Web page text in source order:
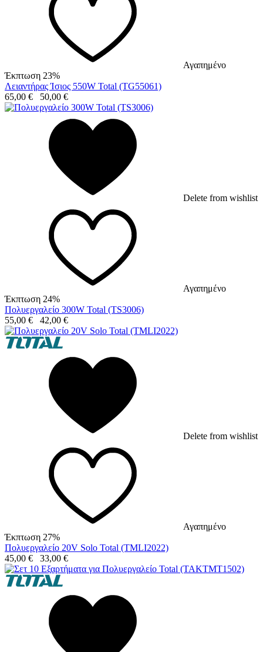
Αγαπημένο
Έκπτωση 23%
Λειαντήρας Ίσιος 550W Total (TG55061)
65,00 € 50,00 €
Delete from wishlist
Αγαπημένο
Έκπτωση 24%
Πολυεργαλείο 300W Total (TS3006)
55,00 € 42,00 €
Delete from wishlist
Αγαπημένο
Έκπτωση 27%
Πολυεργαλείο 20V Solo Total (TMLI2022)
45,00 € 33,00 €